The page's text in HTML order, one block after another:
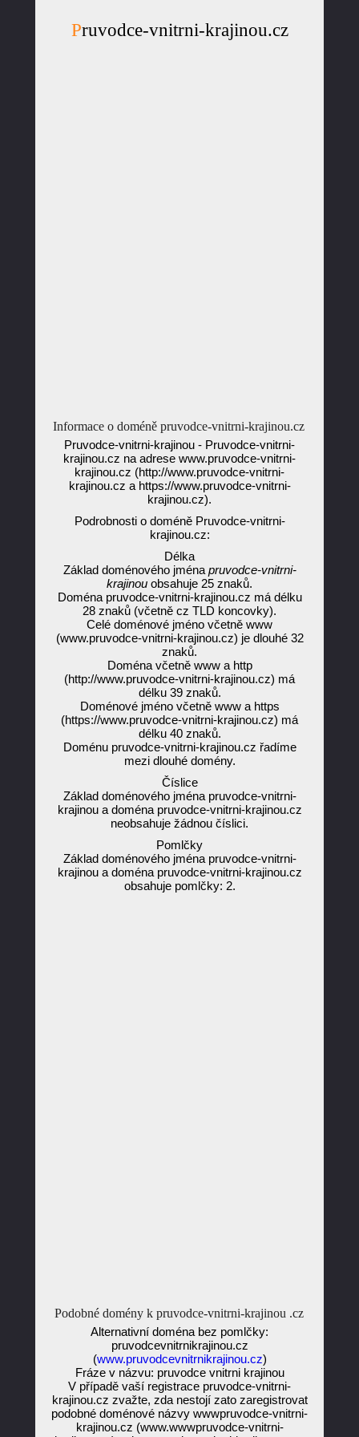
Pruvodce-vnitrni-krajinou.cz
Informace o doméně pruvodce-vnitrni-krajinou.cz
Pruvodce-vnitrni-krajinou - Pruvodce-vnitrni-
krajinou.cz na adrese www.pruvodce-vnitrni-
krajinou.cz (http://www.pruvodce-vnitrni-
krajinou.cz a https://www.pruvodce-vnitrni-
krajinou.cz).
Podrobnosti o doméně Pruvodce-vnitrni-
krajinou.cz:
Délka
Základ doménového jména pruvodce-vnitrni-
krajinou obsahuje 25 znaků.
Doména pruvodce-vnitrni-krajinou.cz má délku
28 znaků (včetně cz TLD koncovky).
Celé doménové jméno včetně www
(www.pruvodce-vnitrni-krajinou.cz) je dlouhé 32
znaků.
Doména včetně www a http
(http://www.pruvodce-vnitrni-krajinou.cz) má
délku 39 znaků.
Doménové jméno včetně www a https
(https://www.pruvodce-vnitrni-krajinou.cz) má
délku 40 znaků.
Doménu pruvodce-vnitrni-krajinou.cz řadíme
mezi dlouhé domény.
Číslice
Základ doménového jména pruvodce-vnitrni-
krajinou a doména pruvodce-vnitrni-krajinou.cz
neobsahuje žádnou číslici.
Pomlčky
Základ doménového jména pruvodce-vnitrni-
krajinou a doména pruvodce-vnitrni-krajinou.cz
obsahuje pomlčky: 2.
Podobné domény k pruvodce-vnitrni-krajinou .cz
Alternativní doména bez pomlčky:
pruvodcevnitrnikrajinou.cz
(www.pruvodcevnitrnikrajinou.cz)
Fráze v názvu: pruvodce vnitrni krajinou
V případě vaší registrace pruvodce-vnitrni-
krajinou.cz zvažte, zda nestojí zato zaregistrovat
podobné doménové názvy wwwpruvodce-vnitrni-
krajinou.cz (www.wwwpruvodce-vnitrni-